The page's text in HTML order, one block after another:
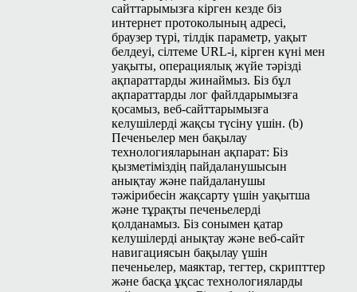
сайттарымызға кірген кезде біз
интернет протоколының адресі,
браузер түрі, тілдік параметр, уақыт
белдеуі, сілтеме URL‑і, кірген күні мен
уақыты, операциялық жүйе тәрізді
ақпараттарды жинаймыз. Біз бұл
ақпараттарды лог файлдарымызға
қосамыз, веб-сайттарымызға
келушілерді жақсы түсіну үшін. (b)
Печеньелер мен бақылау
технологияларынан ақпарат: Біз
қызметіміздің пайдаланушысын
анықтау және пайдаланушы
тәжірибесін жақсарту үшін уақытша
және тұрақты печеньелерді
қолданамыз. Біз сонымен қатар
келушілерді анықтау және веб-сайт
навигациясын бақылау үшін
печеньелер, маяктар, тегтер, скрипттер
және басқа ұқсас технологияларды